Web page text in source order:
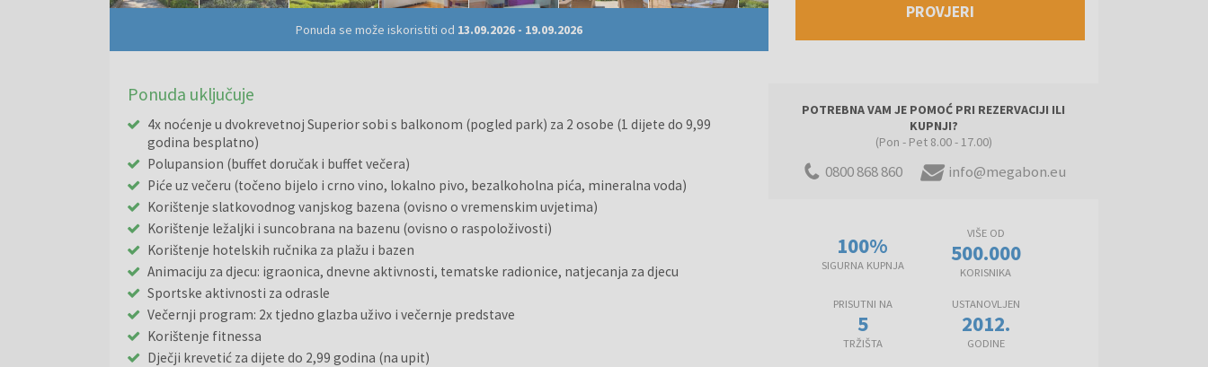
PROVJERI
Ponuda se može iskoristiti od 13.09.2026 - 19.09.2026
Ponuda uključuje
4x noćenje u dvokrevetnoj Superior sobi s balkonom (pogled park) za 2 osobe (1 dijete do 9,99
godina besplatno)
Polupansion (buffet doručak i buffet večera)
Piće uz večeru (točeno bijelo i crno vino, lokalno pivo, bezalkoholna pića, mineralna voda)
Korištenje slatkovodnog vanjskog bazena (ovisno o vremenskim uvjetima)
Korištenje ležaljki i suncobrana na bazenu (ovisno o raspoloživosti)
Korištenje hotelskih ručnika za plažu i bazen
Animaciju za djecu: igraonica, dnevne aktivnosti, tematske radionice, natjecanja za djecu
Sportske aktivnosti za odrasle
Večernji program: 2x tjedno glazba uživo i večernje predstave
Korištenje fitnessa
Dječji krevetić za dijete do 2,99 godina (na upit)
POTREBNA VAM JE POMOĆ PRI REZERVACIJI ILI
KUPNJI?
(Pon - Pet 8.00 - 17.00)
0800 868 860 info@megabon.eu
100%
SIGURNA KUPNJA
VIŠE OD
500.000
KORISNIKA
PRISUTNI NA
5
TRŽIŠTA
USTANOVLJEN
2012.
GODINE